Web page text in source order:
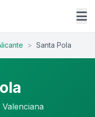
> Santa Pola